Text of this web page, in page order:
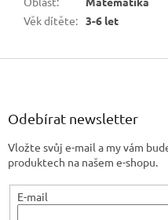
Věk dítěte: 3-6 let
Z
Odebírat newsletter
Vložte svůj e-mail a my vám
produktech na našem e-shopu.
E-mail